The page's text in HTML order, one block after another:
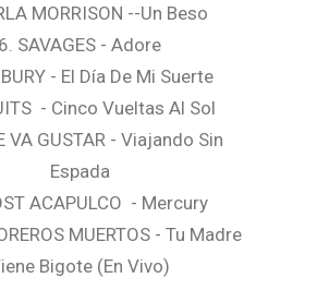
MORRISON --Un Beso
6. SAVAGES - Adore
- El Día De Mi Suerte
- Cinco Vueltas Al Sol
VA GUSTAR - Viajando Sin
Espada
ACAPULCO - Mercury
MUERTOS - Tu Madre
Bigote (En Vivo)